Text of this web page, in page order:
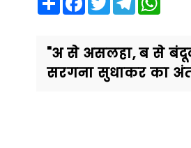
"अ से असलहा, ब से
सरगना सुधाकर का